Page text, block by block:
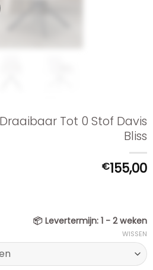
Tot 0 Stof Davis
Bliss
€155,00
📦 Levertermijn: 1 - 2 weken
WISSEN